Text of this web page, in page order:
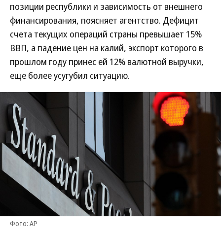
позиции республики и зависимость от внешнего
финансирования, поясняет агентство. Дефицит
счета текущих операций страны превышает 15%
ВВП, а падение цен на калий, экспорт которого в
прошлом году принес ей 12% валютной выручки,
еще более усугубил ситуацию.
Фото: AP